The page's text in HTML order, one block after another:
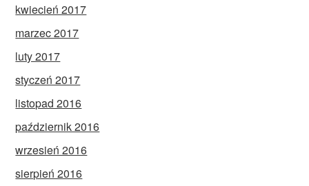
kwiecień 2017
marzec 2017
luty 2017
styczeń 2017
listopad 2016
październik 2016
wrzesień 2016
sierpień 2016